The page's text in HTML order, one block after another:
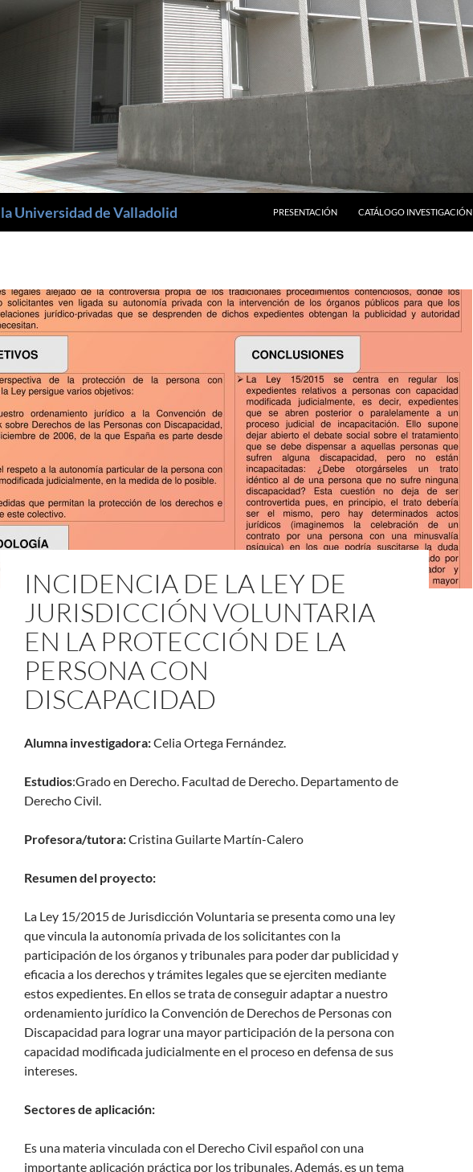
Universidad de Valladolid
PRESENTACIÓN
CATÁLOGO INVESTIGACIÓN
INCIDENCIA DE LA LEY DE
JURISDICCIÓN VOLUNTARIA
EN LA PROTECCIÓN DE LA
PERSONA CON
DISCAPACIDAD
Alumna investigadora:Celia Ortega Fernández.
Estudios:Grado en Derecho. Facultad de Derecho. Departamento de
Derecho Civil.
Profesora/tutora:Cristina Guilarte Martín-Calero
Resumen del proyecto:
La Ley 15/2015 de Jurisdicción Voluntaria se presenta como una ley
que vincula la autonomía privada de los solicitantes con la
participación de los órganos y tribunales para poder dar publicidad y
eficacia a los derechos y trámites legales que se ejerciten mediante
estos expedientes. En ellos se trata de conseguir adaptar a nuestro
ordenamiento jurídico la Convención de Derechos de Personas con
Discapacidad para lograr una mayor participación de la persona con
capacidad modificada judicialmente en el proceso en defensa de sus
intereses.
Sectores de aplicación:
Es una materia vinculada con el Derecho Civil español con una
importante aplicación práctica por los tribunales. Además, es un tema